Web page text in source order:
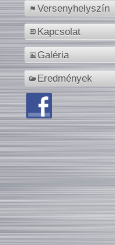
Versenyhelyszín
Kapcsolat
Galéria
Eredmények